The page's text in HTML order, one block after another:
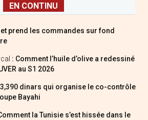
EN CONTINU
prend les commandes sur fond
: Comment l’huile d’olive a redessiné
au S1 2026
dinars qui organise le co-contrôle
Bayahi
la Tunisie s’est hissée dans le